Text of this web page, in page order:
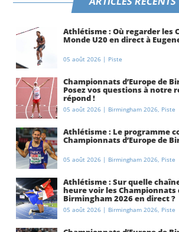
Athlétisme : Où regarder les
Monde U20 en direct à
05 août 2026 | Piste
Championnats d’Europe de
Posez vos questions à notre
répond !
05 août 2026 | Birmingham 2026, Piste
Athlétisme : Le programme
Championnats d’Europe de
05 août 2026 | Birmingham 2026, Piste
Athlétisme : Sur quelle
heure voir les Championnats
Birmingham 2026 en direct ?
05 août 2026 | Birmingham 2026, Piste